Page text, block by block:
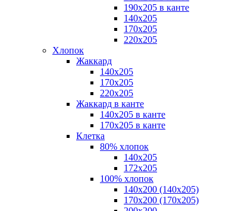
190х205 в канте
140х205
170х205
220х205
Хлопок
Жаккард
140x205
170х205
220х205
Жаккард в канте
140х205 в канте
170х205 в канте
Клетка
80% хлопок
140x205
172х205
100% хлопок
140x200 (140х205)
170x200 (170х205)